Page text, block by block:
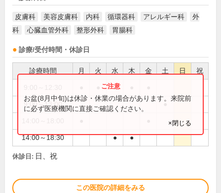
皮膚科 美容皮膚科 内科 循環器科 アレルギー科
外
科
心臓血管外科 整形外科 胃腸科
診療/受付時間・休診日
診療時間 月 火 水 木 金 土 日 祝
●
9:00～13:00 ●
14:00～18:30 ● ●
お盆(8月中旬)は休診・休業の場合があります。来院前
に必ず医療機関に直接ご確認ください。
×閉じる
休診日: 日、祝
この医院の詳細をみる